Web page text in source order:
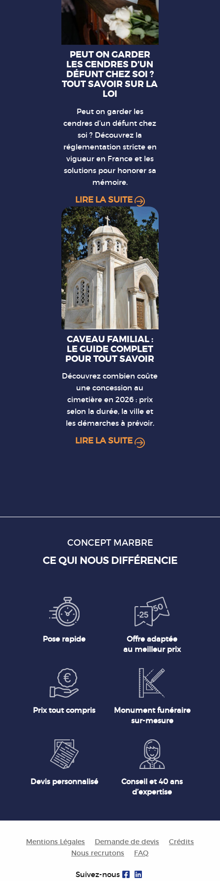
PEUT ON GARDER
LES CENDRES D’UN
DÉFUNT CHEZ SOI ?
TOUT SAVOIR SUR LA
LOI
Peut on garder les
cendres d’un défunt chez
soi ? Découvrez la
réglementation stricte en
vigueur en France et les
solutions pour honorer sa
mémoire.
LIRE LA SUITE
CAVEAU FAMILIAL :
LE GUIDE COMPLET
POUR TOUT SAVOIR
Découvrez combien coûte
une concession au
cimetière en 2026 : prix
selon la durée, la ville et
les démarches à prévoir.
LIRE LA SUITE
CONCEPT MARBRE
CE QUI NOUS DIFFÉRENCIE
Pose rapide
Offre adaptée
au meilleur prix
Prix tout compris
Monument funéraire
sur-mesure
Devis personnalisé
Conseil et 40 ans
d’expertise
Mentions Légales Demande de devis
Crédits
Nous recrutons
FAQ
Suivez-nous